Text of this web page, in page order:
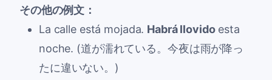
その他の例文：
La calle está mojada. Habrá llovidoesta
noche. (道が濡れている。今夜は雨が降っ
たに違いない。)